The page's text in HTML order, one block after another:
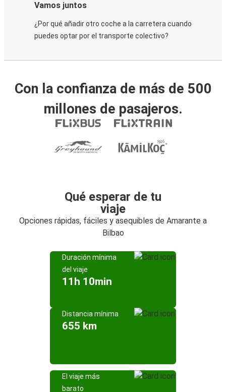
Vamos juntos
¿Por qué añadir otro coche a la carretera cuando
puedes optar por el transporte colectivo?
Con la confianza de más de 500
millones de pasajeros.
Qué esperar de tu
viaje
Opciones rápidas, fáciles y asequibles de Amarante a
Bilbao
Duración mínima
del viaje
11h 10min
Distancia mínima
655 km
El viaje más
barato